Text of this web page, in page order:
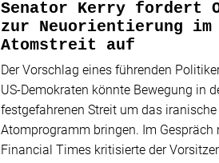
Senator Kerry fordert
zur Neuorientierung im
Atomstreit auf
Der Vorschlag eines führenden
US-Demokraten könnte Bewegung in
festgefahrenen Streit um das iranische
Atomprogramm bringen. Im Gespräch
Financial Times kritisierte der